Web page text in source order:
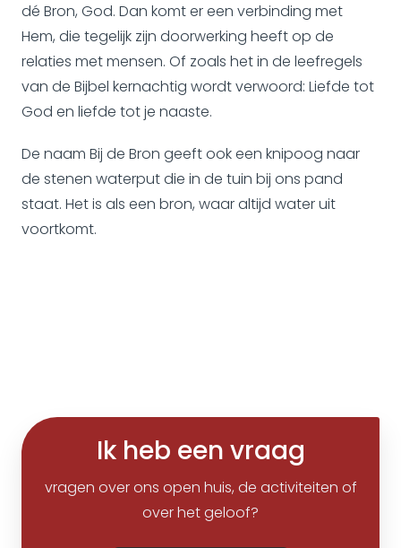
dé Bron, God. Dan komt er een verbinding met
Hem, die tegelijk zijn doorwerking heeft op de
relaties met mensen. Of zoals het in de leefregels
van de Bijbel kernachtig wordt verwoord: Liefde tot
God en liefde tot je naaste.
De naam Bij de Bron geeft ook een knipoog naar
de stenen waterput die in de tuin bij ons pand
staat. Het is als een bron, waar altijd water uit
voortkomt.
Ik heb een vraag
vragen over ons open huis, de activiteiten of
over het geloof?